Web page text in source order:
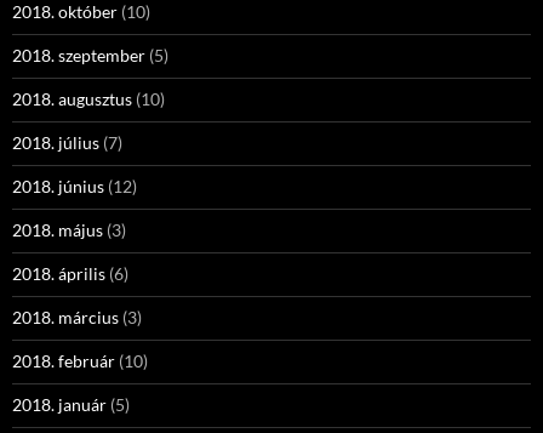
2018. október (10)
2018. szeptember (5)
2018. augusztus (10)
2018. július (7)
2018. június (12)
2018. május (3)
2018. április (6)
2018. március (3)
2018. február (10)
2018. január (5)